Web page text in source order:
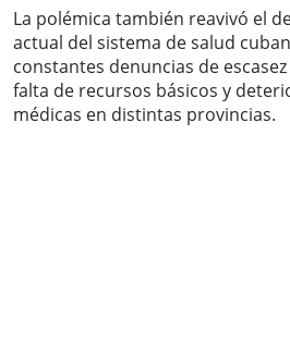
La polémica también reavivó el
actual del sistema de salud
constantes denuncias de
falta de recursos básicos y
médicas en distintas provincias.